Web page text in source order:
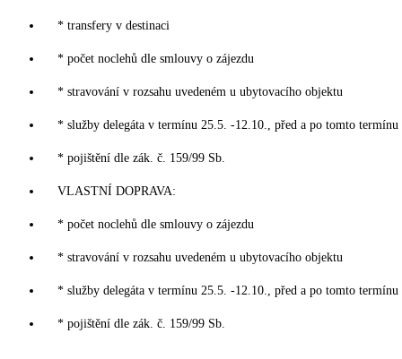
* transfery v destinaci
* počet noclehů dle smlouvy o zájezdu
* stravování v rozsahu uvedeném u ubytovacího objektu
* služby delegáta v termínu 25.5. -12.10., před a po tomto termínu
* pojištění dle zák. č. 159/99 Sb.
VLASTNÍ DOPRAVA:
* počet noclehů dle smlouvy o zájezdu
* stravování v rozsahu uvedeném u ubytovacího objektu
* služby delegáta v termínu 25.5. -12.10., před a po tomto termínu
* pojištění dle zák. č. 159/99 Sb.